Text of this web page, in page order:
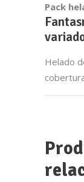
Pack
Helado